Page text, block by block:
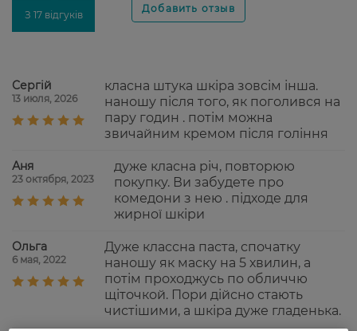
З 17 відгуків
Сергій
13 июля, 2026
класна штука шкіра зовсім інша.
наношу після того, як поголився на
пару годин . потім можна
звичайним кремом після гоління
Аня
23 октября, 2023
дуже класна річ, повторюю
покупку. Ви забудете про
комедони з нею . підходе для
жирної шкіри
Ольга
6 мая, 2022
Дуже классна паста, спочатку
наношу як маску на 5 хвилин, а
потім проходжусь по обличчю
щіточкой. Пори дійсно стають
чистішими, а шкіра дуже гладенька.